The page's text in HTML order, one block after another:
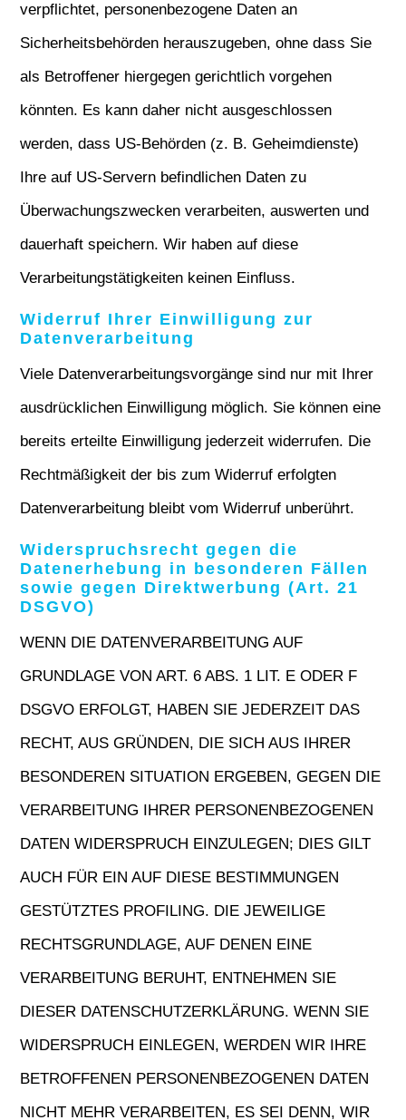
verpflichtet, personenbezogene Daten an
Sicherheitsbehörden herauszugeben, ohne dass Sie
als Betroffener hiergegen gerichtlich vorgehen
könnten. Es kann daher nicht ausgeschlossen
werden, dass US-Behörden (z. B. Geheimdienste)
Ihre auf US-Servern befindlichen Daten zu
Überwachungszwecken verarbeiten, auswerten und
dauerhaft speichern. Wir haben auf diese
Verarbeitungstätigkeiten keinen Einfluss.
Widerruf Ihrer Einwilligung zur
Datenverarbeitung
Viele Datenverarbeitungsvorgänge sind nur mit Ihrer
ausdrücklichen Einwilligung möglich. Sie können eine
bereits erteilte Einwilligung jederzeit widerrufen. Die
Rechtmäßigkeit der bis zum Widerruf erfolgten
Datenverarbeitung bleibt vom Widerruf unberührt.
Widerspruchsrecht gegen die
Datenerhebung in besonderen Fällen
sowie gegen Direktwerbung (Art. 21
DSGVO)
WENN DIE DATENVERARBEITUNG AUF
GRUNDLAGE VON ART. 6 ABS. 1 LIT. E ODER F
DSGVO ERFOLGT, HABEN SIE JEDERZEIT DAS
RECHT, AUS GRÜNDEN, DIE SICH AUS IHRER
BESONDEREN SITUATION ERGEBEN, GEGEN DIE
VERARBEITUNG IHRER PERSONENBEZOGENEN
DATEN WIDERSPRUCH EINZULEGEN; DIES GILT
AUCH FÜR EIN AUF DIESE BESTIMMUNGEN
GESTÜTZTES PROFILING. DIE JEWEILIGE
RECHTSGRUNDLAGE, AUF DENEN EINE
VERARBEITUNG BERUHT, ENTNEHMEN SIE
DIESER DATENSCHUTZERKLÄRUNG. WENN SIE
WIDERSPRUCH EINLEGEN, WERDEN WIR IHRE
BETROFFENEN PERSONENBEZOGENEN DATEN
NICHT MEHR VERARBEITEN, ES SEI DENN, WIR